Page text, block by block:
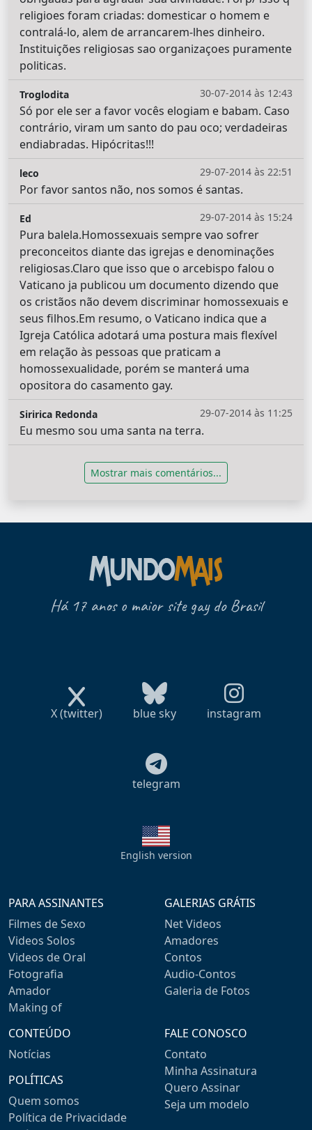
religioes foram criadas: domesticar o homem e
contralá-lo, alem de arrancarem-lhes dinheiro.
Instituições religiosas sao organizaçoes puramente
politicas.
30-07-2014 às 12:43
Troglodita
Só por ele ser a favor vocês elogiam e babam. Caso
contrário, viram um santo do pau oco; verdadeiras
endiabradas. Hipócritas!!!
29-07-2014 às 22:51
leco
Por favor santos não, nos somos é santas.
29-07-2014 às 15:24
Ed
Pura balela.Homossexuais sempre vao sofrer
preconceitos diante das igrejas e denominações
religiosas.Claro que isso que o arcebispo falou o
Vaticano ja publicou um documento dizendo que
os cristãos não devem discriminar homossexuais e
seus filhos.Em resumo, o Vaticano indica que a
Igreja Católica adotará uma postura mais flexível
em relação às pessoas que praticam a
homossexualidade, porém se manterá uma
opositora do casamento gay.
29-07-2014 às 11:25
Siririca Redonda
Eu mesmo sou uma santa na terra.
Mostrar mais comentários...
Há 17 anos o maior site gay do Brasil
X (twitter) blue sky instagram
telegram
English version
PARA ASSINANTES
Filmes de Sexo
Videos Solos
Videos de Oral
Fotografia
Amador
Making of
GALERIAS GRÁTIS
Net Videos
Amadores
Contos
Audio-Contos
Galeria de Fotos
CONTEÚDO
Notícias
POLÍTICAS
Quem somos
Política de Privacidade
FALE CONOSCO
Contato
Minha Assinatura
Quero Assinar
Seja um modelo